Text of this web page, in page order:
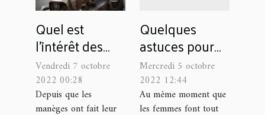
Quel est
l’intérêt des
manèges pour
enfant ?
Vendredi 7 octobre
2022 00:28
Depuis que les
manèges ont fait leur
Quelques
astuces pour
agrandir son
pénis sans
exercices
Mercredi 5 octobre
2022 12:44
Au même moment que
les femmes font tout